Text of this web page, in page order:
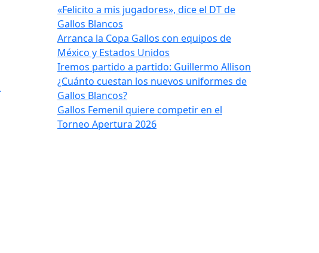
«Felicito a mis jugadores», dice el DT de
Gallos Blancos
Arranca la Copa Gallos con equipos de
México y Estados Unidos
Iremos partido a partido: Guillermo Allison
¿Cuánto cuestan los nuevos uniformes de
Gallos Blancos?
Gallos Femenil quiere competir en el
Torneo Apertura 2026